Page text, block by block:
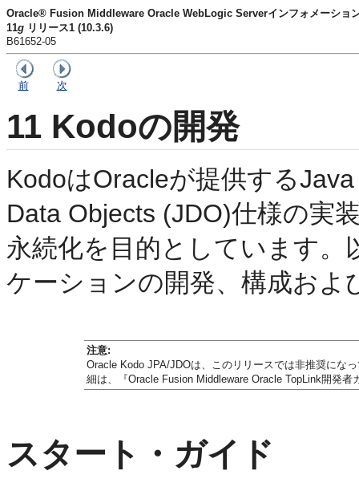
Oracle® Fusion Middleware Oracle WebLogic Serverインフォメーショ
11g リリース1 (10.3.6)
B61652-05
前 次
11 Kodoの開発
KodoはOracleが提供する
Data Objects (JDO)仕様の実
永続化を目的としています
ケーションの開発、構成お
注意:
Oracle Kodo JPA/JDOは、このリリースでは非推奨にな
細は、『Oracle Fusion Middleware Oracle TopLink開発者
スタート・ガイド